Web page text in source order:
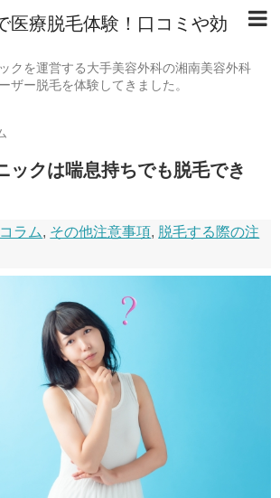
医療脱毛体験！口コミや効
クを運営する大手美容外科の湘南美容外科
ザー脱毛を体験してきました。
ックは喘息持ちでも脱毛でき
コラム, その他注意事項, 脱毛する際の注